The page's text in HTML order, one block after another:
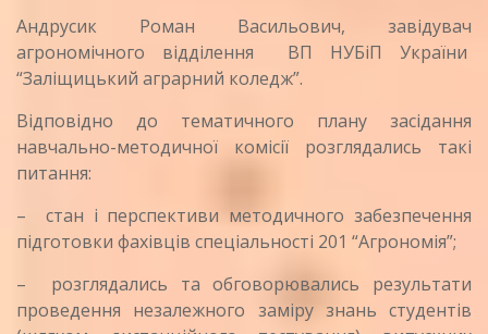
Андрусик Роман Васильович, завідувач
агрономічного відділення ВП НУБіП України
“Заліщицький аграрний коледж”.
Відповідно до тематичного плану засідання
навчально-методичної комісії розглядались такі
питання:
– стан і перспективи методичного забезпечення
підготовки фахівців спеціальності 201 “Агрономія”;
– розглядались та обговорювались результати
проведення незалежного заміру знань студентів